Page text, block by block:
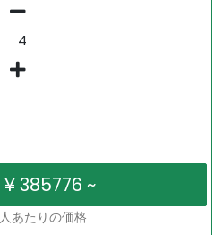
あたりの価格